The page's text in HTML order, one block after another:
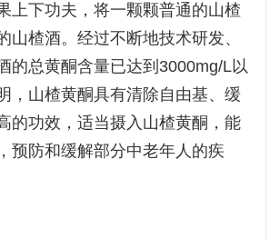
上下功夫，将一颗颗普通的山楂
山楂酒。经过不断地技术研发、
的总黄酮含量已达到3000mg/L以
，山楂黄酮具有清除自由基、缓
的功效，适当摄入山楂黄酮，能
预防和缓解部分中老年人的疾